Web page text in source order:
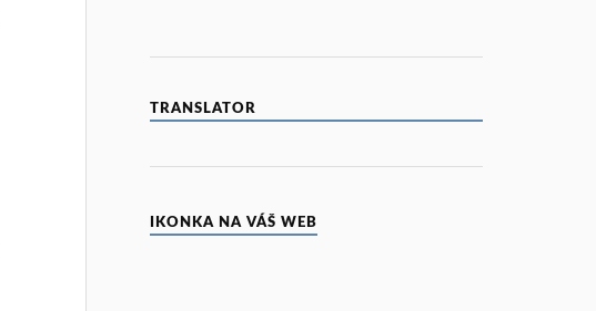
TRANSLATOR
IKONKA NA VÁŠ WEB